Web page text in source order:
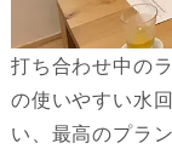
打ち合わせ中の
の使いやすい水
い、最高のプラ